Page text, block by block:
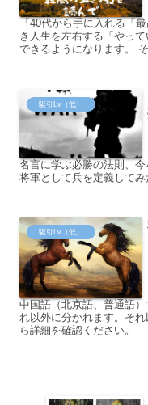
『40代から手に入れる「
き人生を左右する「やっ
できるようになります。
駆引Lv（低）
名言に学ぶ必勝の法則、今
将軍として兵を定義してみ
駆引Lv（低）
中国語（北京語、普通語
れ以外に分かれます。そ
ら詳細を確認ください。